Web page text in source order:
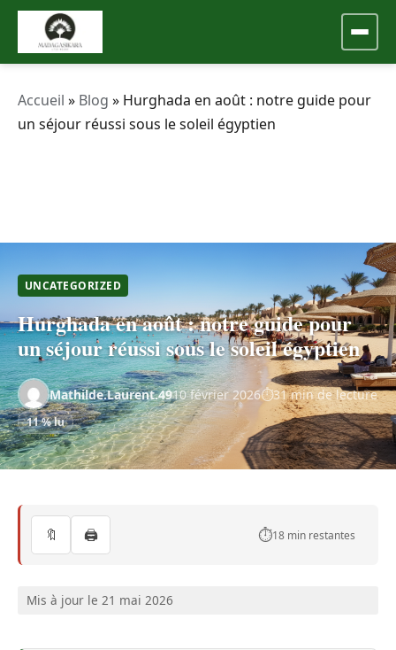
Accueil » Blog » Hurghada en août : notre guide pour
un séjour réussi sous le soleil égyptien
UNCATEGORIZED
Hurghada en août : notre guide pour
un séjour réussi sous le soleil égyptien
Mathilde.Laurent.4910 février 2026 31 min de lecture
11 % lu
🔖 🖨️ ⏱️18 min restantes
Mis à jour le 21 mai 2026